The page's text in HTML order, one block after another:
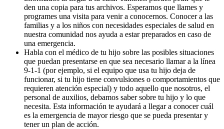
den una copia para tus archivos. Esperamos que llames y
programes una visita para venir a conocernos. Conocer a las
familias y a los niños con necesidades especiales de salud en
nuestra comunidad nos ayuda a estar preparados en caso de
una emergencia.
Habla con el médico de tu hijo sobre las posibles situaciones
que puedan presentarse en que sea necesario llamar a la línea
9-1-1 (por ejemplo, si el equipo que usa tu hijo deja de
funcionar, si tu hijo tiene convulsiones o comportamientos que
requieren atención especial) y todo aquello que nosotros, el
personal de auxilios, debamos saber sobre tu hijo y lo que
necesita. Esta información te ayudará a llegar a conocer cuál
es la emergencia de mayor riesgo que se pueda presentar y
tener un plan de acción.